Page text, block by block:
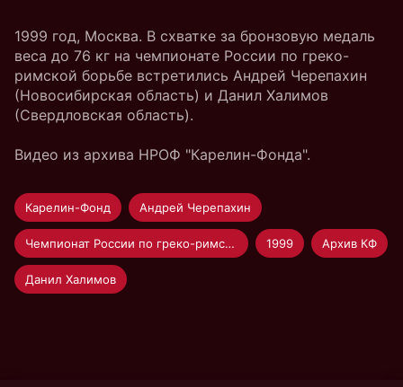
1999 год, Москва. В схватке за бронзовую медаль
веса до 76 кг на чемпионате России по греко-
римской борьбе встретились Андрей Черепахин
(Новосибирская область) и Данил Халимов
(Свердловская область).
Видео из архива НРОФ "Карелин-Фонда".
Карелин-Фонд Андрей Черепахин
Чемпионат России по греко-римской борьбе 1999 1999 Архив КФ
Данил Халимов